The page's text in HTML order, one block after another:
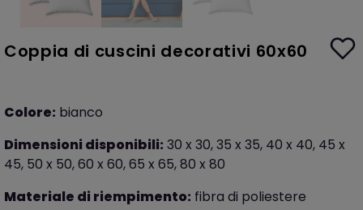
Coppia di cuscini decorativi 60x60
Colore: bianco
Dimensioni disponibili: 30 x 30, 35 x 35, 40 x 40, 45 x
45, 50 x 50, 60 x 60, 65 x 65, 80 x 80
Materiale di riempimento: fibra di poliestere